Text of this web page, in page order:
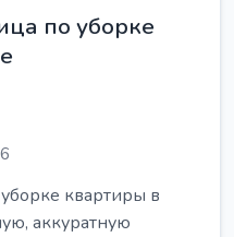
по уборке
квартиры в
аккуратную